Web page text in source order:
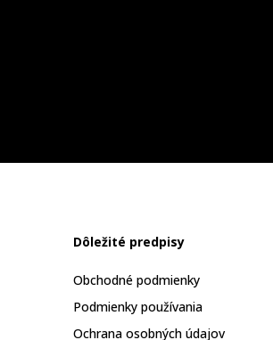
Dôležité predpisy
Obchodné podmienky
Podmienky používania
Ochrana osobných údajov